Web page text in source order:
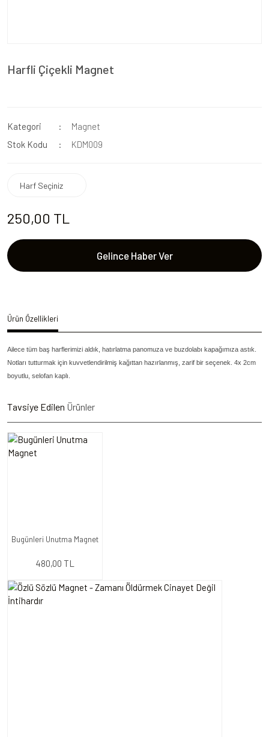
Harfli Çiçekli Magnet
Kategori
Magnet
Stok Kodu
KDM009
250,00 TL
Gelince Haber Ver
Ürün Özellikleri
Ailece tüm baş harflerimizi aldık, hatırlatma panomuza ve buzdolabı kapağımıza astık.
Notları tutturmak için kuvvetlendirilmiş kağıttan hazırlanmış, zarif bir seçenek. 4x 2cm
boyutlu, selofan kaplı.
Tavsiye Edilen Ürünler
Bugünleri Unutma Magnet
480,00 TL